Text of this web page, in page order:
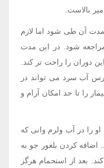
بالاست.
مدت آن طی شود اما لازم
شود. در این مدت
دوران را راحت تر کند.
آب سرد می تواند در
را تا حد امکان آرام و
را در آب ولرم وانی که
اضافه کردن بلغور جو به
بعد از استحمام هرگز